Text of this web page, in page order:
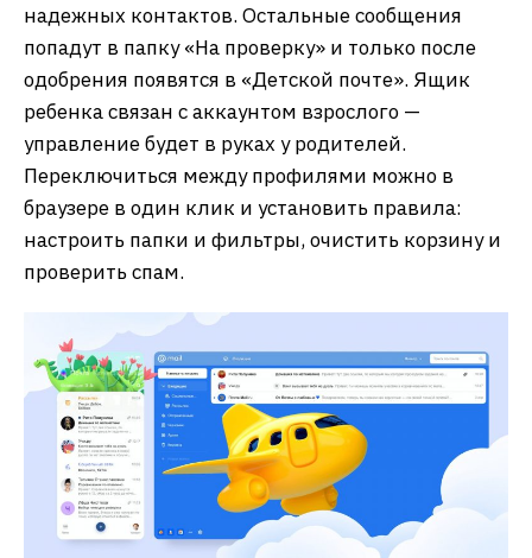
надежных контактов. Остальные сообщения
попадут в папку «На проверку» и только после
одобрения появятся в «Детской почте». Ящик
ребенка связан с аккаунтом взрослого —
управление будет в руках у родителей.
Переключиться между профилями можно в
браузере в один клик и установить правила:
настроить папки и фильтры, очистить корзину и
проверить спам.